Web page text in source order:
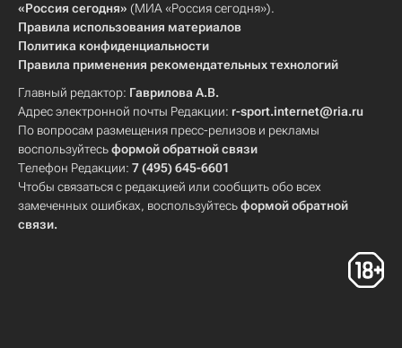
«Россия сегодня» (МИА «Россия сегодня»).
Правила использования материалов
Политика конфиденциальности
Правила применения рекомендательных технологий
Главный редактор: Гаврилова А.В.
Адрес электронной почты Редакции: r-sport.internet@ria.ru
По вопросам размещения пресс-релизов и рекламы
воспользуйтесьформой обратной связи
Телефон Редакции: 7 (495) 645-6601
Чтобы связаться с редакцией или сообщить обо всех
замеченных ошибках, воспользуйтесьформой обратной
связи.